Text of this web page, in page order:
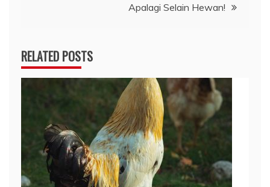
Apalagi Selain Hewan!
RELATED POSTS